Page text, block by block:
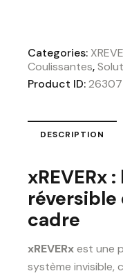
Categories:
Coulissantes,
Product ID:26307
DESCRIPTION
xREVERx
cadre
xREVERxest une
système invisible,